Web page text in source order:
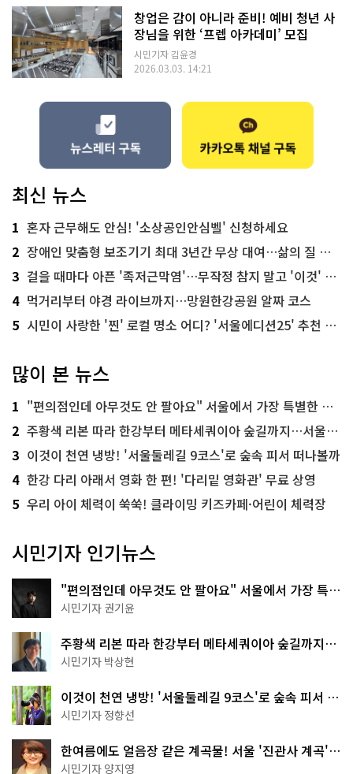
창업은 감이 아니라 준비! 예비 청년 사
장님을 위한 ‘프렙 아카데미’ 모집
시민기자 김윤경
2026.03.03. 14:21
최신 뉴스
1 혼자 근무해도 안심! '소상공인안심벨' 신청하세요
2 장애인 맞춤형 보조기기 최대 3년간 무상 대여…삶의 질 높인다
3 걸을 때마다 아픈 '족저근막염'…무작정 참지 말고 '이것' 해보세요!
4 먹거리부터 야경 라이브까지…망원한강공원 알짜 코스
5 시민이 사랑한 '찐' 로컬 명소 어디? '서울에디션25' 추천 코스
많이 본 뉴스
1 "편의점인데 아무것도 안 팔아요" 서울에서 가장 특별한 편의점의 정체
2 주황색 리본 따라 한강부터 메타세쿼이아 숲길까지…서울둘레길 15코스
3 이것이 천연 냉방! '서울둘레길 9코스'로 숲속 피서 떠나볼까
4 한강 다리 아래서 영화 한 편! '다리밑 영화관' 무료 상영
5 우리 아이 체력이 쑥쑥! 클라이밍 키즈카페·어린이 체력장
시민기자 인기뉴스
"편의점인데 아무것도 안 팔아요" 서울에서 가장 특별
한 편의점의 정체
시민기자 권기윤
주황색 리본 따라 한강부터 메타세쿼이아 숲길까지…
서울둘레길 15코스
시민기자 박상현
이것이 천연 냉방! '서울둘레길 9코스'로 숲속 피서 떠
나볼까
시민기자 정향선
한여름에도 얼음장 같은 계곡물! 서울 '진관사 계곡'이
천국이네~
시민기자 양지영